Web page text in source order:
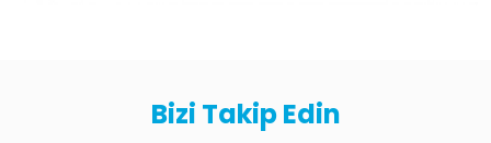
Bizi Takip Edin